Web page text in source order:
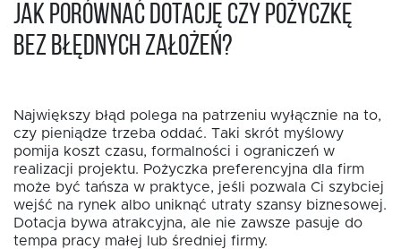
Jak porównać dotację czy pożyczkę
bez błędnych założeń?
Największy błąd polega na patrzeniu wyłącznie na to,
czy pieniądze trzeba oddać. Taki skrót myślowy
pomija koszt czasu, formalności i ograniczeń w
realizacji projektu. Pożyczka preferencyjna dla firm
może być tańsza w praktyce, jeśli pozwala Ci szybciej
wejść na rynek albo uniknąć utraty szansy biznesowej.
Dotacja bywa atrakcyjna, ale nie zawsze pasuje do
tempa pracy małej lub średniej firmy.